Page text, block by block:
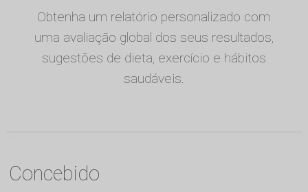
Obtenha um relatório personalizado com
uma avaliação global dos seus resultados,
sugestões de dieta, exercício e hábitos
saudáveis.
Concebido